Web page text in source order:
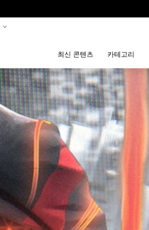
최신 콘텐츠 카테고리